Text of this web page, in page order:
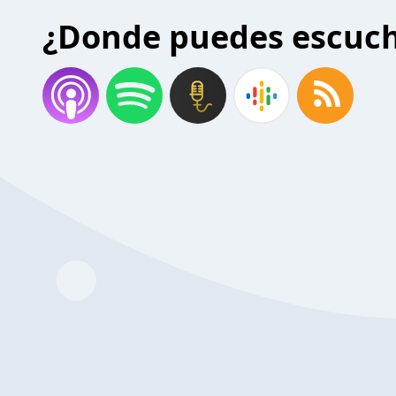
¿Donde puedes